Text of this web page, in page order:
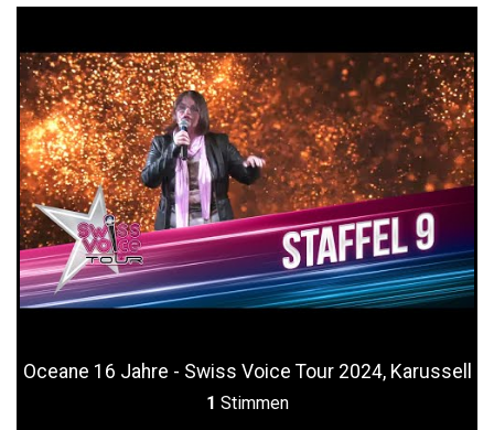
Oceane 16 Jahre - Swiss Voice Tour 2024, Karussell
1 Stimmen